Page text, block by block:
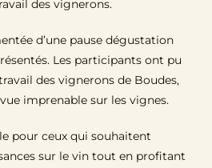
des vignerons.
d’une pause dégustation
Les participants ont pu
des vignerons de Boudes,
imprenable sur les vignes.
pour ceux qui souhaitent
sur le vin tout en profitant